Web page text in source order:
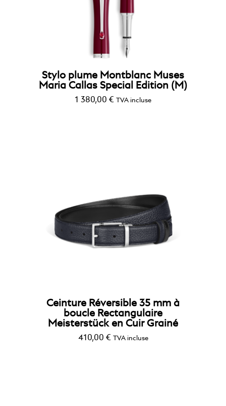
Stylo plume Montblanc Muses
Maria Callas Special Edition (M)
1 380,00 € TVA incluse
Ceinture Réversible 35 mm à
boucle Rectangulaire
Meisterstück en Cuir Grainé
410,00 € TVA incluse